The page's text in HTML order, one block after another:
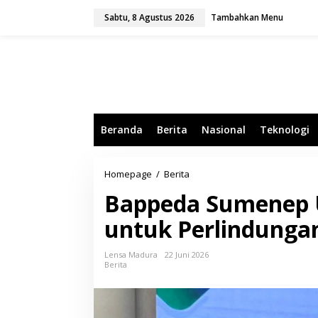
Sabtu, 8 Agustus 2026 Tambahkan Menu
Beranda Berita Nasional Teknologi
Homepage / Berita
p
p
e
d
a
m
e
Bappeda
untuk
Lensa Madura
22 Juni 2026
Berita